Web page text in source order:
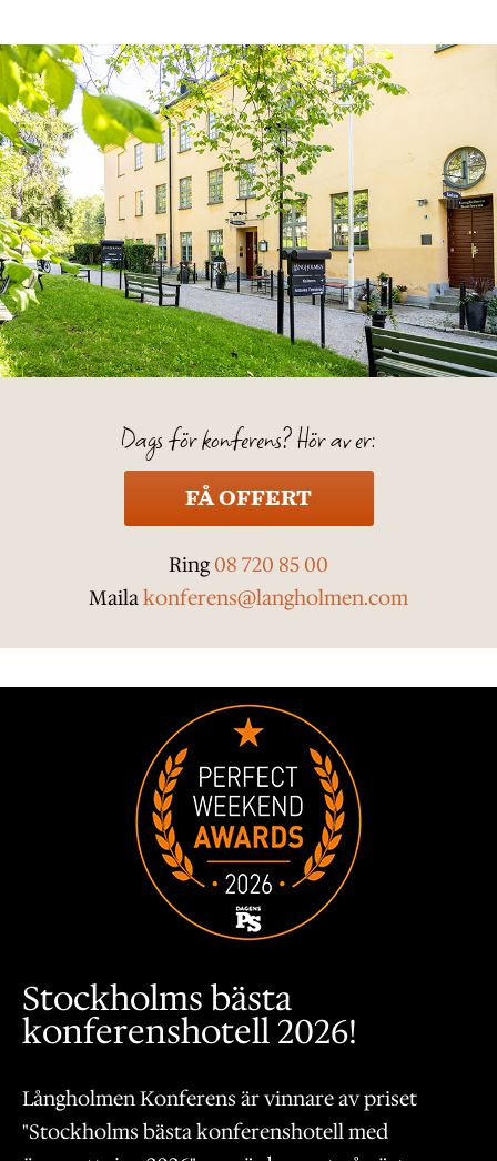
Dags för konferens? Hör av er:
FÅ OFFERT
Ring 08 720 85 00
Mailakonferens@langholmen.com
Stockholms bästa
konferenshotell 2026!
Långholmen Konferens är vinnare av priset
"Stockholms bästa konferenshotell med